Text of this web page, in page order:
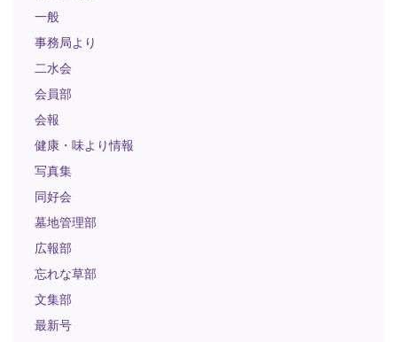
一般
事務局より
二水会
会員部
会報
健康・味より情報
写真集
同好会
墓地管理部
広報部
忘れな草部
文集部
最新号